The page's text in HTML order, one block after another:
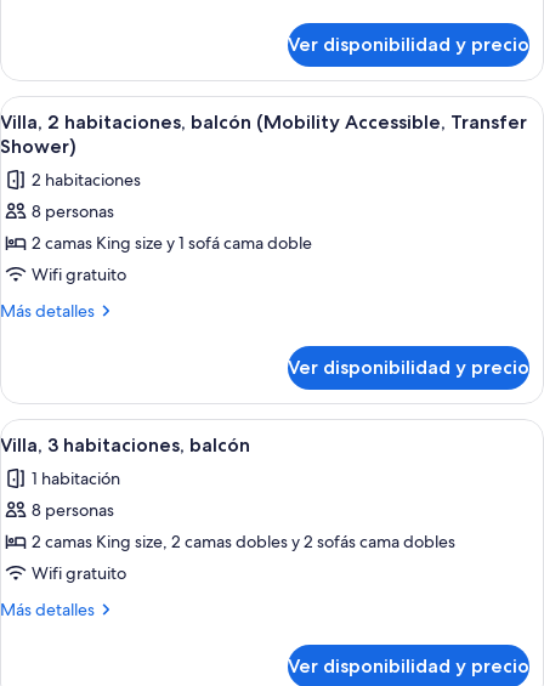
Accessible,
Roll-
In
Shower)
2
habitaciones,
balcón
(Mobility
Accessible,
Roll-
In
Shower)
Ver disponibilidad y precio
Ver
todas
las
fotos
de
Villa,
2
habitaciones,
Accessible,
Transfer
Shower)
Una cocina moderna con
12
Villa, 2 habitaciones, balcón (Mobility Accessible, Transfer
Shower)
2 habitaciones
8 personas
2 camas King size y 1 sofá cama doble
Wifi gratuito
Más detalles
Más
2
habitaciones,
balcón
Accessible,
Transfer
Ver disponibilidad y precio
Ver
todas
las
fotos
de
Villa,
3
Habitación de hotel con sofá,
5
Villa, 3 habitaciones, balcón
1 habitación
8 personas
2 camas King size, 2 camas dobles y 2 sofás cama dobles
Wifi gratuito
Más detalles
Más
Ver disponibilidad y precio